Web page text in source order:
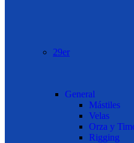
29er
General
Mástiles
Velas
Orza y
Rigging